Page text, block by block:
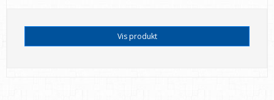
Vis produkt